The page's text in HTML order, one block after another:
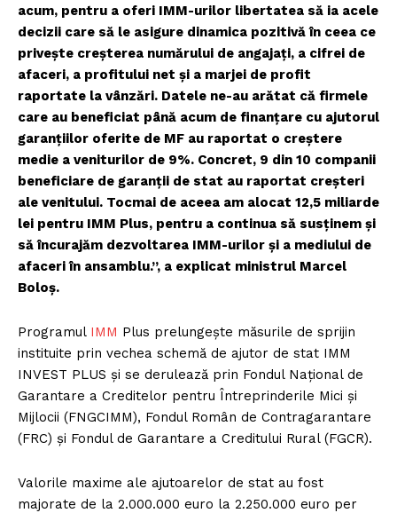
acum, pentru a oferi IMM-urilor libertatea să ia acele
decizii care să le asigure dinamica pozitivă în ceea ce
privește creșterea numărului de angajați, a cifrei de
afaceri, a profitului net și a marjei de profit
raportate la vânzări. Datele ne-au arătat că firmele
care au beneficiat până acum de finanțare cu ajutorul
garanțiilor oferite de MF au raportat o creștere
medie a veniturilor de 9%. Concret, 9 din 10 companii
beneficiare de garanții de stat au raportat creșteri
ale venitului. Tocmai de aceea am alocat 12,5 miliarde
lei pentru IMM Plus, pentru a continua să susținem și
să încurajăm dezvoltarea IMM-urilor și a mediului de
afaceri în ansamblu.”, a explicat ministrul Marcel
Boloș.
Programul IMM Plus prelungește măsurile de sprijin
instituite prin vechea schemă de ajutor de stat IMM
INVEST PLUS și se derulează prin Fondul Național de
Garantare a Creditelor pentru Întreprinderile Mici și
Mijlocii (FNGCIMM), Fondul Român de Contragarantare
(FRC) și Fondul de Garantare a Creditului Rural (FGCR).
Valorile maxime ale ajutoarelor de stat au fost
majorate de la 2.000.000 euro la 2.250.000 euro per